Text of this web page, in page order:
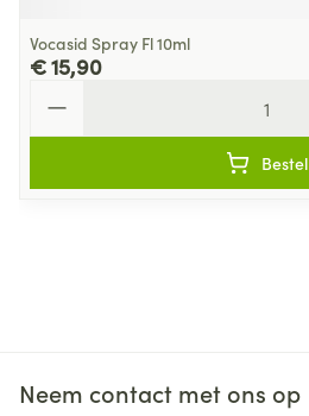
Vocasid Spray Fl 10ml
€ 15,90
Bestel
Neem contact met ons op